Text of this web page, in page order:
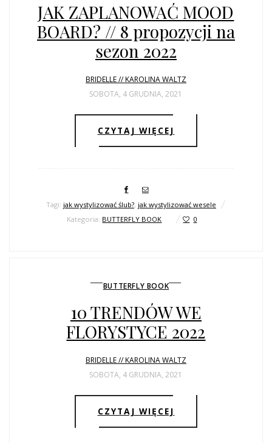
JAK ZAPLANOWAĆ MOOD
BOARD? // 8 propozycji na
sezon 2022
BRIDELLE // KAROLINA WALTZ
SOBOTA, 4 GRUDNIA, 2021
CZYTAJ WIĘCEJ
Tagi: jak wystylizować ślub?, jak wystylizować wesele
Kategoria: BUTTERFLY BOOK 0
BUTTERFLY BOOK
10 TRENDÓW WE
FLORYSTYCE 2022
BRIDELLE // KAROLINA WALTZ
SOBOTA, 4 GRUDNIA, 2021
CZYTAJ WIĘCEJ